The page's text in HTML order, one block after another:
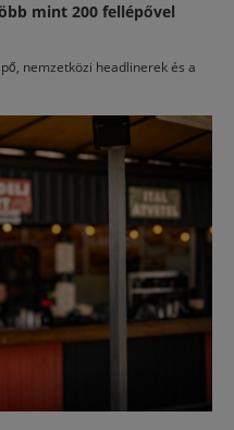
mint 200 fellépővel
nemzetközi headlinerek és a